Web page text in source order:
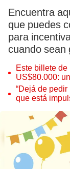
Encuentra
que puedes
para
cuando sean
Este billete
US$80.000:
pieza única
mundo
“Dejá de
que está